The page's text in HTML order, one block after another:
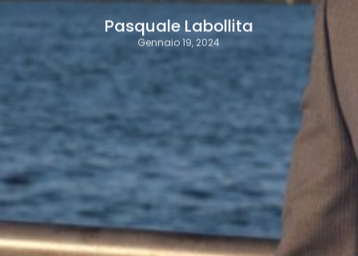
Pasquale Labollita
Gennaio 19, 2024